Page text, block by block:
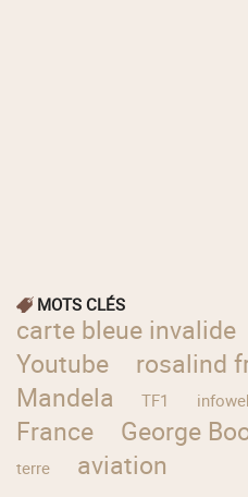
MOTS CLÉS
carte bleue invalide
Youtube
rosalind
Mandela
TF1
France
George
terre
aviation